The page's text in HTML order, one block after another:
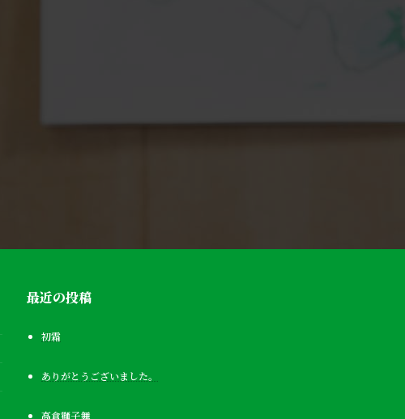
最近の投稿
初霜
ありがとうございました。
高倉獅子舞